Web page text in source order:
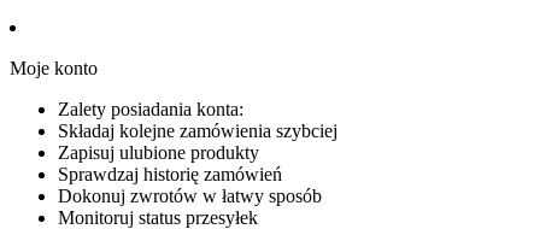
Moje konto
Zalety posiadania konta:
Składaj kolejne zamówienia szybciej
Zapisuj ulubione produkty
Sprawdzaj historię zamówień
Dokonuj zwrotów w łatwy sposób
Monitoruj status przesyłek